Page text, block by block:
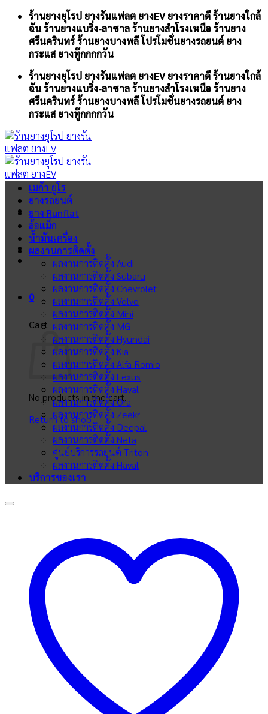
Skip
content
ร้านยางยุโรป ยางรันแฟลต ยางEV ยางราคาดี ร้านยางใกล้
ฉัน ร้านยางแบริ่ง-ลาซาล ร้านยางสำโรงเหนือ ร้านยาง
ศรีนครินทร์ ร้านยางบางพลี โปรโมชั่นยางรถยนต์ ยาง
กระแส ยางทู๊กกกกวัน
ร้านยางยุโรป ยางรันแฟลต ยางEV ยางราคาดี ร้านยางใกล้
ฉัน ร้านยางแบริ่ง-ลาซาล ร้านยางสำโรงเหนือ ร้านยาง
ศรีนครินทร์ ร้านยางบางพลี โปรโมชั่นยางรถยนต์ ยาง
กระแส ยางทู๊กกกกวัน
0
Cart
No products in the cart.
Return to shop
เมก้า ยูโร
ยางรถยนต์
ยาง Runflat
ล้อแม็ก
น้ำมันเครื่อง
ผลงานการติดตั้ง
ผลงานการติดตั้ง Audi
ผลงานการติดตั้ง Subaru
ผลงานการติดตั้ง Chevrolet
ผลงานการติดตั้ง Volvo
ผลงานการติดตั้ง Mini
ผลงานการติดตั้ง MG
ผลงานการติดตั้ง Hyundai
ผลงานการติดตั้ง Kia
ผลงานการติดตั้ง Alfa Romio
ผลงานการติดตั้ง Lexus
ผลงานการติดตั้ง Haval
ผลงานการติดตั้ง Ora
ผลงานการติดตั้ง Zeekr
ผลงานการติดตั้ง Deepal
ผลงานการติดตั้ง Neta
ศูนย์บริการรถยนต์ Triton
ผลงานการติดตั้ง Haval
บริการของเรา